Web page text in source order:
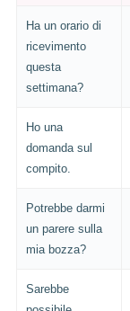
Ha un orario di
ricevimento
questa
settimana?
Ho una
domanda sul
compito.
Potrebbe darmi
un parere sulla
mia bozza?
Sarebbe